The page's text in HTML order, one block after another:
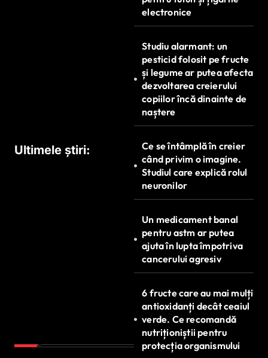
Ultimele știri:
electronice
Studiu alarmant: un
pesticid folosit pe fructe
și legume ar putea afecta
dezvoltarea creierului
copiilor încă dinainte de
naștere
Ce se întâmplă în creier
când privim o imagine.
Studiul care explică rolul
neuronilor
Un medicament banal
pentru astm ar putea
ajuta în lupta împotriva
cancerului agresiv
6 fructe care au mai mulți
antioxidanți decât ceaiul
verde. Ce recomandă
nutriționiștii pentru
protecția organismului